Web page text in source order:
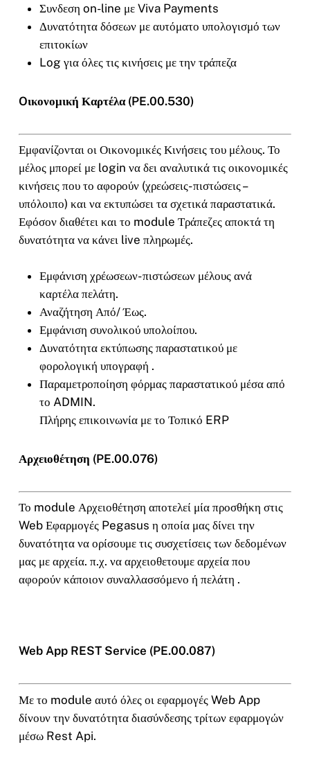
Συνδεση on-line με Viva Payments
Δυνατότητα δόσεων με αυτόματο υπολογισμό των
επιτοκίων
Log για όλες τις κινήσεις με την τράπεζα
Oικονομική Καρτέλα (PE.00.530)
Εμφανίζονται οι Οικονομικές Κινήσεις του μέλους. Το
μέλος μπορεί με login να δει αναλυτικά τις οικονομικές
κινήσεις που το αφορούν (χρεώσεις- πιστώσεις –
υπόλοιπο) και να εκτυπώσει τα σχετικά παραστατικά.
Εφόσον διαθέτει και το module Τράπεζες αποκτά τη
δυνατότητα να κάνει live πληρωμές.
Εμφάνιση χρέωσεων- πιστώσεων μέλους ανά
καρτέλα πελάτη.
Αναζήτηση Από/ Έως.
Εμφάνιση συνολικού υπολοίπου.
Δυνατότητα εκτύπωσης παραστατικού με
φορολογική υπογραφή .
Παραμετροποίηση φόρμας παραστατικού μέσα από
το ADMIN.
Πλήρης επικοινωνία με το Τοπικό ERP
Αρχειοθέτηση (PE.00.076)
Το module Αρχειοθέτηση αποτελεί μία προσθήκη στις
Web Εφαρμογές Pegasus η οποία μας δίνει την
δυνατότητα να ορίσουμε τις συσχετίσεις των δεδομένων
μας με αρχεία. π.χ. να αρχειοθετουμε αρχεία που
αφορούν κάποιον συναλλασσόμενο ή πελάτη .
Web App REST Service (PE.00.087)
Με το module αυτό όλες οι εφαρμογές Web App
δίνουν την δυνατότητα διασύνδεσης τρίτων εφαρμογών
μέσω Rest Api.